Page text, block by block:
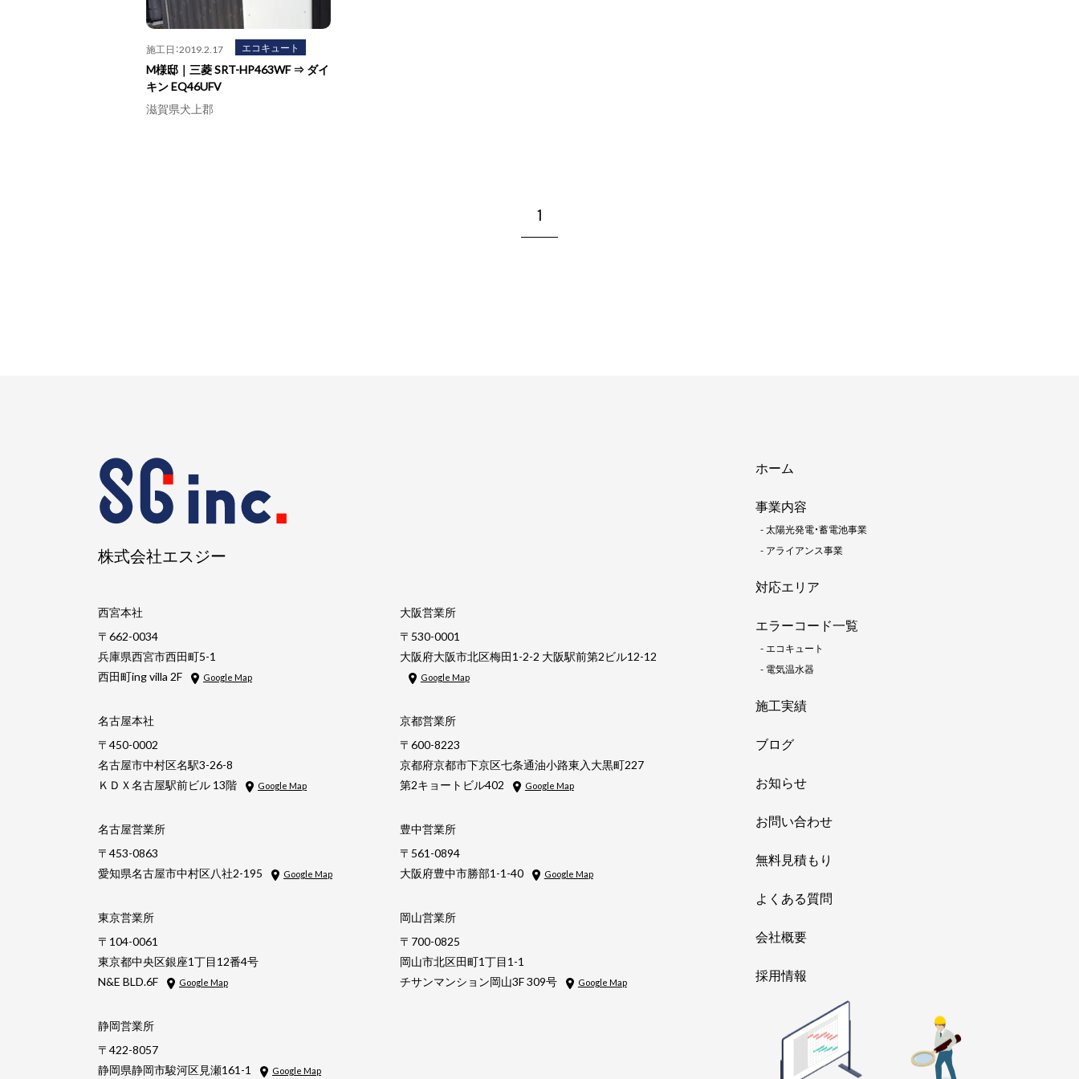
施工日：2019.2.17 エコキュート
M様邸｜三菱 SRT-HP463WF ⇒ ダイ
キン EQ46UFV
滋賀県犬上郡
1
ホーム
事業内容
-太陽光発電・蓄電池事業
- アライアンス事業
対応エリア
エラーコード一覧
-エコキュート
- 電気温水器
施工実績
ブログ
お知らせ
お問い合わせ
無料見積もり
よくある質問
会社概要
採用情報
株式会社エスジー
西宮本社
〒662-0034
兵庫県西宮市西田町5-1
西田町ing villa 2F
Google Map
名古屋本社
〒450-0002
名古屋市中村区名駅3-26-8
ＫＤＸ名古屋駅前ビル 13階
Google Map
名古屋営業所
〒453-0863
愛知県名古屋市中村区八社2-195
Google Map
東京営業所
〒104-0061
東京都中央区銀座1丁目12番4号
N&E BLD.6F
Google Map
静岡営業所
〒422-8057
静岡県静岡市駿河区見瀬161-1
Google Map
大阪営業所
〒530-0001
大阪府大阪市北区梅田1-2-2 大阪駅前第2ビル12-12
Google Map
京都営業所
〒600-8223
京都府京都市下京区七条通油小路東入大黒町227
第2キョートビル402
Google Map
豊中営業所
〒561-0894
大阪府豊中市勝部1-1-40
Google Map
岡山営業所
〒700-0825
岡山市北区田町1丁目1-1
チサンマンション岡山3F 309号
Google Map